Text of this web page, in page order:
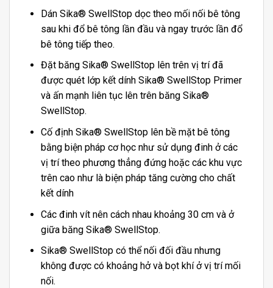
Dán Sika® SwellStop dọc theo mối nối bê tông
sau khi đổ bê tông lần đầu và ngay trước lần đổ
bê tông tiếp theo.
Đặt băng Sika® SwellStop lên trên vị trí đã
được quét lớp kết dính Sika® SwellStop Primer
và ấn mạnh liên tục lên trên băng Sika®
SwellStop.
Cố định Sika® SwellStop lên bề mặt bê tông
bằng biện pháp cơ học như sử dụng đinh ở các
vị trí theo phương thẳng đứng hoặc các khu vực
trên cao như là biện pháp tăng cường cho chất
kết dính
Các đinh vít nên cách nhau khoảng 30 cm và ở
giữa băng Sika® SwellStop.
Sika® SwellStop có thể nối đối đầu nhưng
không được có khoảng hở và bọt khí ở vị trí mối
nối.